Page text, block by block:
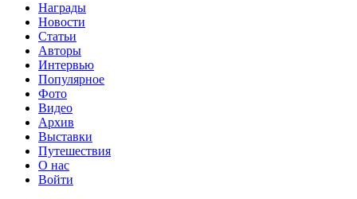
Награды
Новости
Статьи
Авторы
Интервью
Популярное
Фото
Видео
Архив
Выставки
Путешествия
О нас
Войти